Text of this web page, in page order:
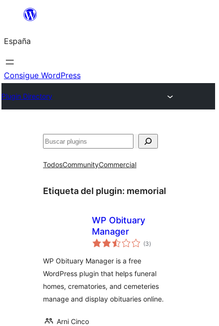
Saltar
contenido
España
Consigue WordPress
Plugin Directory
Buscar
TodosCommunityCommercial
Etiqueta del plugin: memorial
WP Obituary
Manager
(3valoraciones
en
)
WP Obituary Manager is a free
WordPress plugin that helps funeral
homes, crematories, and cemeteries
manage and display obituaries online.
Arni Cinco